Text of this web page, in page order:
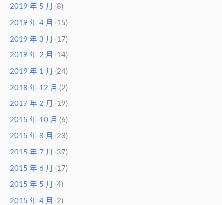
2019 年 5 月 (8)
2019 年 4 月 (15)
2019 年 3 月 (17)
2019 年 2 月 (14)
2019 年 1 月 (24)
2018 年 12 月 (2)
2017 年 2 月 (19)
2015 年 10 月 (6)
2015 年 8 月 (23)
2015 年 7 月 (37)
2015 年 6 月 (17)
2015 年 5 月 (4)
2015 年 4 月 (2)